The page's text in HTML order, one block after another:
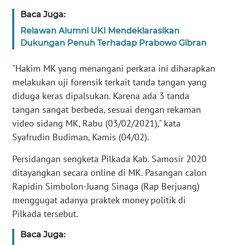
Baca Juga:
Relawan Alumni UKI Mendeklarasikan
Dukungan Penuh Terhadap Prabowo Gibran
"Hakim MK yang menangani perkara ini diharapkan
melakukan uji forensik terkait tanda tangan yang
diduga keras dipalsukan. Karena ada 3 tanda
tangan sangat berbeda, sesuai dengan rekaman
video sidang MK, Rabu (03/02/2021)," kata
Syafrudin Budiman, Kamis (04/02).
Persidangan sengketa Pilkada Kab. Samosir 2020
ditayangkan secara online di MK. Pasangan calon
Rapidin Simbolon-Juang Sinaga (Rap Berjuang)
menggugat adanya praktek money politik di
Pilkada tersebut.
Baca Juga:
BERITA
KONTAK
INFO
IKLAN
TENTANG
KAMI
PEDOMAN
SIBER
REDAKSI
KARIR